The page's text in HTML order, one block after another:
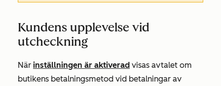
Kundens upplevelse vid
utcheckning
När inställningen är aktiverad visas avtalet om
butikens betalningsmetod vid betalningar av